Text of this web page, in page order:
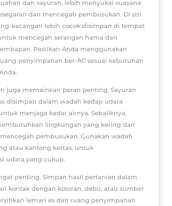
dan sayuran, lebih menyukai suasana
dan mencegah pembusukan. Di sisi
kacangan lebih cocok disimpan di tempat
mencegah serangan hama dan
Pastikan Anda menggunakan
penyimpanan ber-AC sesuai kebutuhan
juga memainkan peran penting. Sayuran
disimpan dalam wadah kedap udara
menjaga kadar airnya. Sebaliknya,
lingkungan yang kering dan
pembusukan. Gunakan wadah
atau kantong kertas, untuk
udara yang cukup.
penting. Simpan hasil pertanian dalam
kontak dengan kotoran, debu, atau sumber
lemari es dan ruang penyimpanan